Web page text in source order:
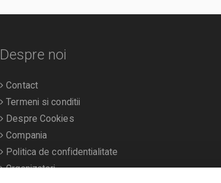
Despre noi
Contact
Termeni si conditii
Despre Cookies
Compania
Politica de confidentialitate
Organizatori